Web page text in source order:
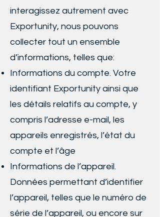
interagissez autrement avec
Exportunity, nous pouvons
collecter tout un ensemble
d’informations, telles que:
Informations du compte. Votre
identifiant Exportunity ainsi que
les détails relatifs au compte, y
compris l’adresse e-mail, les
appareils enregistrés, l’état du
compte et l’âge
Informations de l’appareil.
Données permettant d’identifier
l’appareil, telles que le numéro de
série de l’appareil, ou encore sur